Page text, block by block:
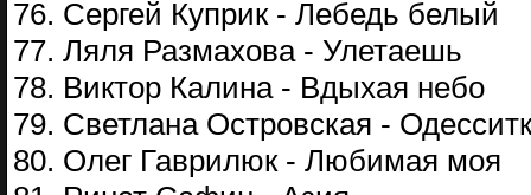
76. Сергей Куприк - Лебедь белый
77. Ляля Размахова - Улетаешь
78. Виктор Калина - Вдыхая небо
79. Светлана Островская -
80. Олег Гаврилюк - Любимая моя